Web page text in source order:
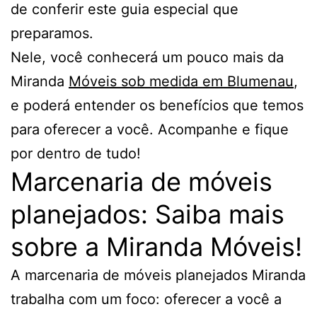
de conferir este guia especial que
preparamos.
Nele, você conhecerá um pouco mais da
Miranda Móveis sob medida em Blumenau,
e poderá entender os benefícios que temos
para oferecer a você. Acompanhe e fique
por dentro de tudo!
Marcenaria de móveis
planejados: Saiba mais
sobre a Miranda Móveis!
A marcenaria de móveis planejados Miranda
trabalha com um foco: oferecer a você a